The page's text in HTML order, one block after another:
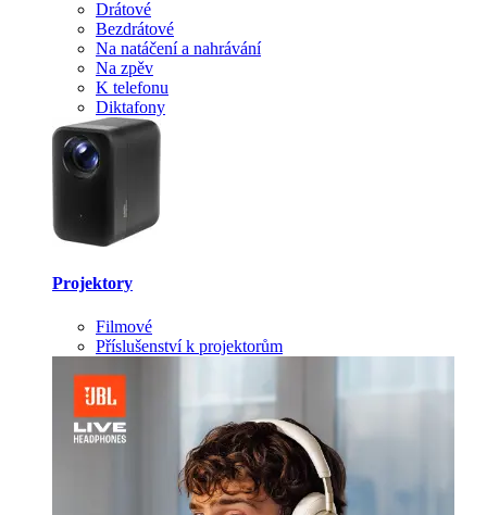
Drátové
Bezdrátové
Na natáčení a nahrávání
Na zpěv
K telefonu
Diktafony
Projektory
Filmové
Příslušenství k projektorům